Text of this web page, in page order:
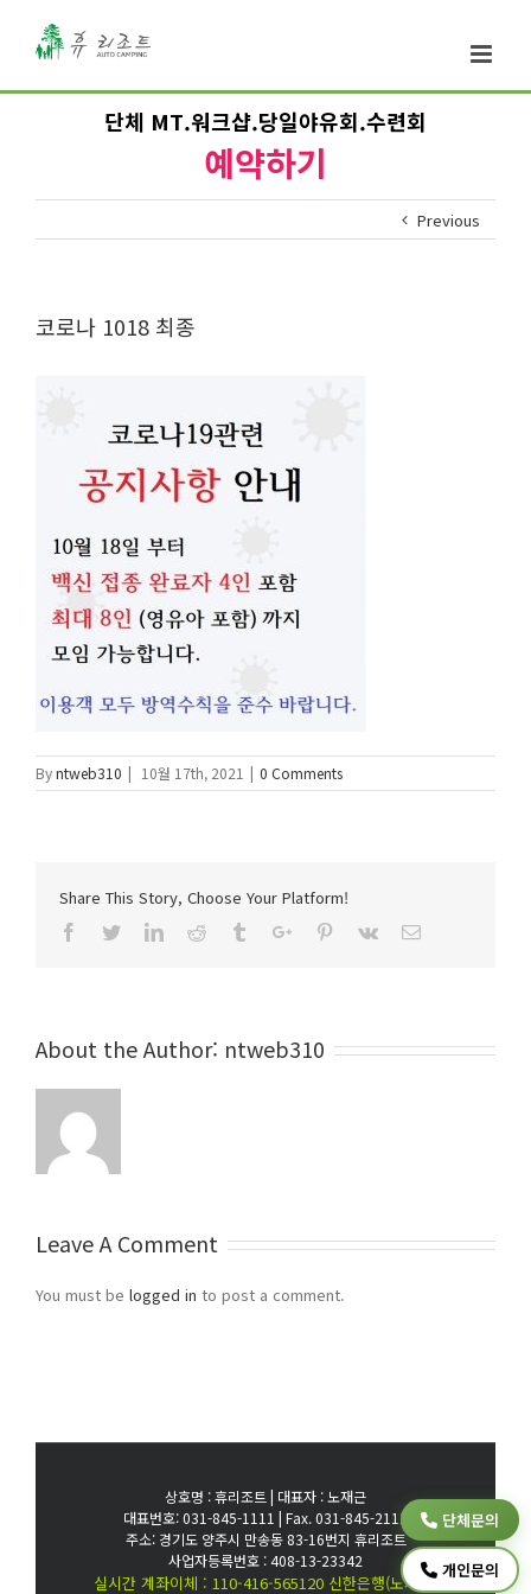
단체 MT.워크샵.당일야유회.수련회
예약하기
Previous
코로나 1018 최종
Byntweb310 | 10월 17th, 2021 | 0 Comments
Share This Story, Choose Your Platform!
Facebook
TwitterLinkedinReddit TumblrGoogle+Pinterest
Vk Email
About the Author: ntweb310
Leave A Comment
You must be logged in to post a comment.
상호명 : 휴리조트 | 대표자 : 노재근
대표번호: 031-845-1111 | Fax. 031-845-2111
주소: 경기도 양주시 만송동 83-16번지 휴리조트
사업자등록번호 : 408-13-23342
실시간 계좌이체 : 110-416-565120 신한은행(노재근)
단체문의
개인문의